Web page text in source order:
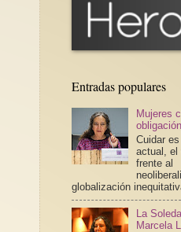
Entradas populares
Mujeres
Cuidar
actual, el
frente al
globalización
La
Marcela